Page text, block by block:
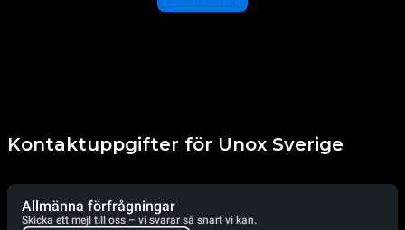
Kontaktuppgifter för Unox Sverige
Allmänna förfrågningar
Skicka ett mejl till oss – vi svarar så snart vi kan.